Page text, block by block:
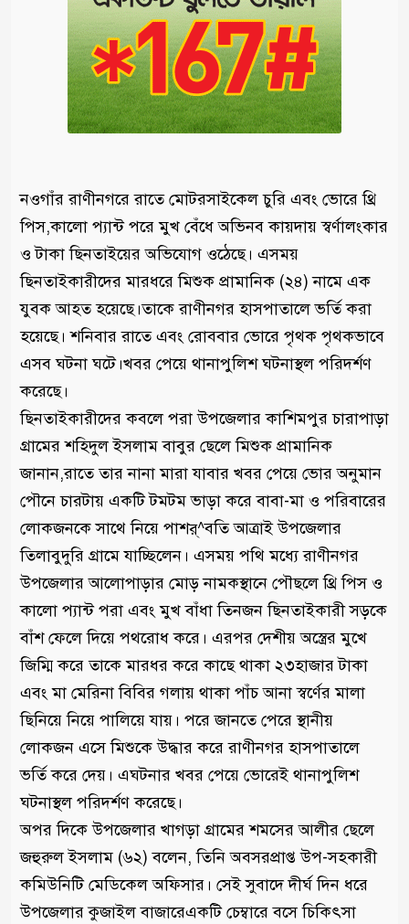
নওগাঁর রাণীনগরে রাতে মোটরসাইকেল চুরি এবং ভোরে থ্রি
পিস,কালো প্যান্ট পরে মুখ বেঁধে অভিনব কায়দায় স্বর্ণালংকার
ও টাকা ছিনতাইয়ের অভিযোগ ওঠেছে। এসময়
ছিনতাইকারীদের মারধরে মিশুক প্রামানিক (২৪) নামে এক
যুবক আহত হয়েছে।তাকে রাণীনগর হাসপাতালে ভর্তি করা
হয়েছে। শনিবার রাতে এবং রোববার ভোরে পৃথক পৃথকভাবে
এসব ঘটনা ঘটে।খবর পেয়ে থানাপুলিশ ঘটনাস্থল পরিদর্শণ
করেছে।
‎ছিনতাইকারীদের কবলে পরা উপজেলার কাশিমপুর চারাপাড়া
গ্রামের শহিদুল ইসলাম বাবুর ছেলে মিশুক প্রামানিক
জানান,রাতে তার নানা মারা যাবার খবর পেয়ে ভোর অনুমান
পৌনে চারটায় একটি টমটম ভাড়া করে বাবা-মা ও পরিবারের
লোকজনকে সাথে নিয়ে পাশর্^বতি আত্রাই উপজেলার
তিলাবুদুরি গ্রামে যাচ্ছিলেন। এসময় পথি মধ্যে রাণীনগর
উপজেলার আলোপাড়ার মোড় নামকস্থানে পৌছলে থ্রি পিস ও
কালো প্যান্ট পরা এবং মুখ বাঁধা তিনজন ছিনতাইকারী সড়কে
বাঁশ ফেলে দিয়ে পথরোধ করে। এরপর দেশীয় অস্ত্রের মুখে
জিম্মি করে তাকে মারধর করে কাছে থাকা ২৩হাজার টাকা
এবং মা মেরিনা বিবির গলায় থাকা পাঁচ আনা স্বর্ণের মালা
ছিনিয়ে নিয়ে পালিয়ে যায়। পরে জানতে পেরে স্থানীয়
লোকজন এসে মিশুকে উদ্ধার করে রাণীনগর হাসপাতালে
ভর্তি করে দেয়। এঘটনার খবর পেয়ে ভোরেই থানাপুলিশ
ঘটনাস্থল পরিদর্শণ করেছে।
‎অপর দিকে উপজেলার খাগড়া গ্রামের শমসের আলীর ছেলে
জহুরুল ইসলাম (৬২) বলেন, তিনি অবসরপ্রাপ্ত উপ-সহকারী
কমিউনিটি মেডিকেল অফিসার। সেই সুবাদে দীর্ঘ দিন ধরে
উপজেলার কুজাইল বাজারেএকটি চেম্বারে বসে চিকিৎসা